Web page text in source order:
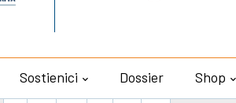
Sostienici Dossier Shop